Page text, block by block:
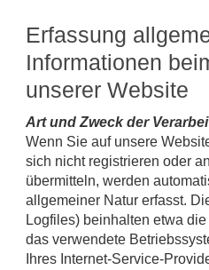
Erfassung
Informationen
unserer Website
Art und Zweck der
Wenn Sie auf unsere
sich nicht registrieren oder
übermitteln, werden
allgemeiner Natur erfasst.
Logfiles) beinhalten etwa
das verwendete
Ihres Internet-Service-